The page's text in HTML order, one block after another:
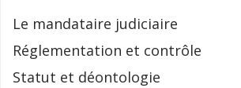
Le mandataire judiciaire
Réglementation et contrôle
Statut et déontologie